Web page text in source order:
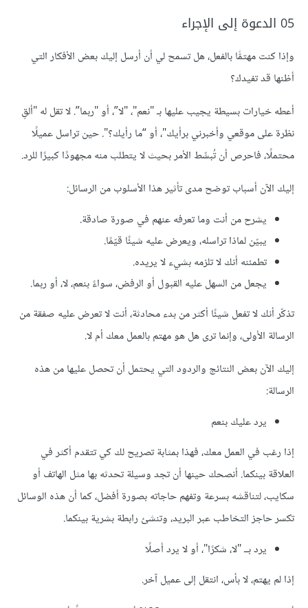
05 الدعوة إلى الإجراء
وإذا كنت مهتمًّا بالفعل، هل تسمح لي أن أرسل إليك بعض اﻷفكار التي
أظنها قد تفيدك؟
أعطه خيارات بسيطة يجيب عليها بـ "نعم"، "ﻻ”، أو "ربما”. ﻻ تقل له "ألقِ
نظرة على موقعي وأخبرني برأيك"، أو “ما رأيك؟". حين تراسل عميلًا
محتملًا، فاحرص أن تُبسِّط اﻷمر بحيث ﻻ يتطلب منه مجهودًا كبيرًا للرد.
إليك الآن أسباب توضح مدى تأثير هذا اﻷسلوب من الرسائل:
يشرح من أنت وما تعرفه عنهم في صورة صادقة.
يبيّن لماذا تراسله، ويعرض عليه شيئًا قيّمًا.
تطمئنه أنك ﻻ تلزمه بشيء ﻻ يريده.
يجعل من السهل عليه القبول أو الرفض، سواءً بنعم، ﻻ، أو ربما.
تذكّر أنك ﻻ تفعل شيئًا أكثر من بدء محادثة، أنت ﻻ تعرض عليه صفقة من
الرسالة الأولى، وإنما ترى هل هو مهتم بالعمل معك أم ﻻ.
إليك الآن بعض النتائج والردود التي يحتمل أن تحصل عليها من هذه
الرسالة:
يرد عليك بنعم
إذا رغب في العمل معك، فهذا بمثابة تصريح لك كي تتقدم أكثر في
العلاقة بينكما. أنصحك حينها أن تجد وسيلة تحدثه بها مثل الهاتف أو
سكايب، لتناقشه بسرعة وتفهم حاجاته بصورة أفضل، كما أن هذه الوسائل
تكسر حاجز التخاطب عبر البريد، وتنشئ رابطة بشرية بينكما.
يرد بــ "لا، شكرًا"، أو ﻻ يرد أصلًا
إذا لم يهتم، ﻻ بأس، انتقل إلى عميل آخر.